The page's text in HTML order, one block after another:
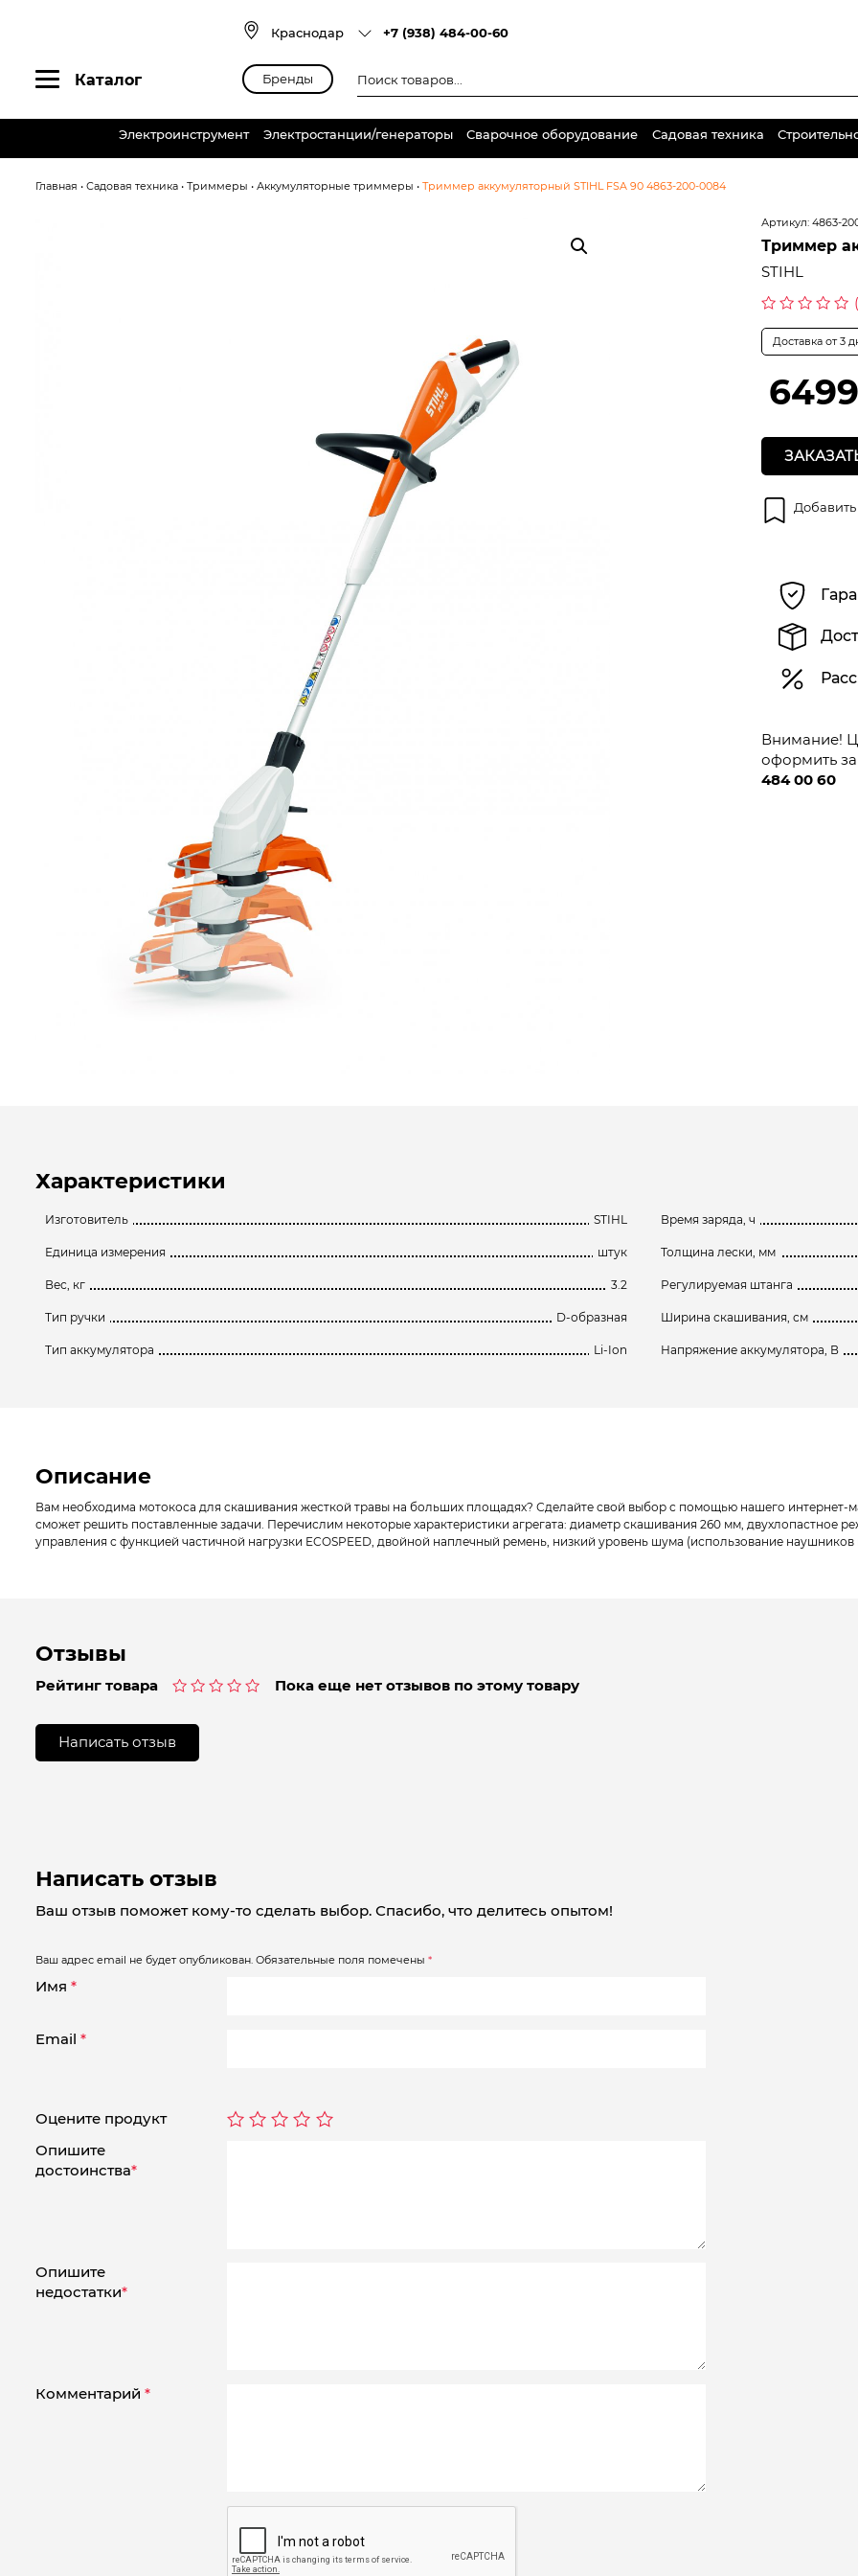
Краснодар +7 (938) 484-00-60
Каталог Бренды товаров
Электроинструмент Электростанции/генераторы Сварочное оборудование Садовая техника
Главная • Садовая техника • Триммеры • Аккумуляторные триммеры • Триммер аккумуляторный STIHL FSA 90 4863-200-0084
Артикул:4863-
Триммер
STIHL
0
из
Доставка от 3
Внимание!
оформить
484 00 60
Характеристики
Изготовитель STIHL
Единица измерения штук
Вес, кг 3.2
Тип ручки D-образная
Тип аккумулятора Li-Ion
Время заряда, ч
Толщина лески, мм
Регулируемая штанга
Ширина скашивания, см
Напряжение аккумулятора, В
Описание
Вам необходима мотокоса для скашивания жесткой травы на больших площадях? Сделайте свой выбор с помощью нашего интернет-
сможет решить поставленные задачи. Перечислим некоторые характеристики агрегата: диаметр скашивания 260 мм, двухлопастное
управления с функцией частичной нагрузки ECOSPEED, двойной наплечный ремень, низкий уровень шума (использование наушников
Отзывы
Рейтинг товара
0
5
Пока еще нет отзывов по этому товару
Написать отзыв
Написать отзыв
Ваш отзыв поможет кому-то сделать выбор. Спасибо, что делитесь опытом!
Ваш адрес email не будет опубликован. Обязательные поля помечены *
Имя *
Email *
Оцените продукт
Опишите
достоинства*
Опишите
недостатки*
Комментарий *